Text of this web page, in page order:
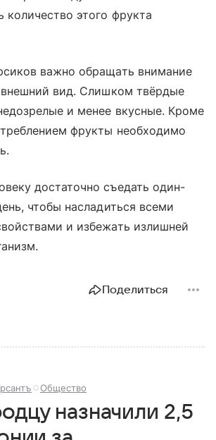
количество этого фрукта
важно обращать внимание
вид. Слишком твёрдые
и менее вкусные. Кроме
фрукты необходимо
достаточно съедать один-
чтобы насладиться всеми
и избежать излишней
Поделиться
Общество
назначили 2,5